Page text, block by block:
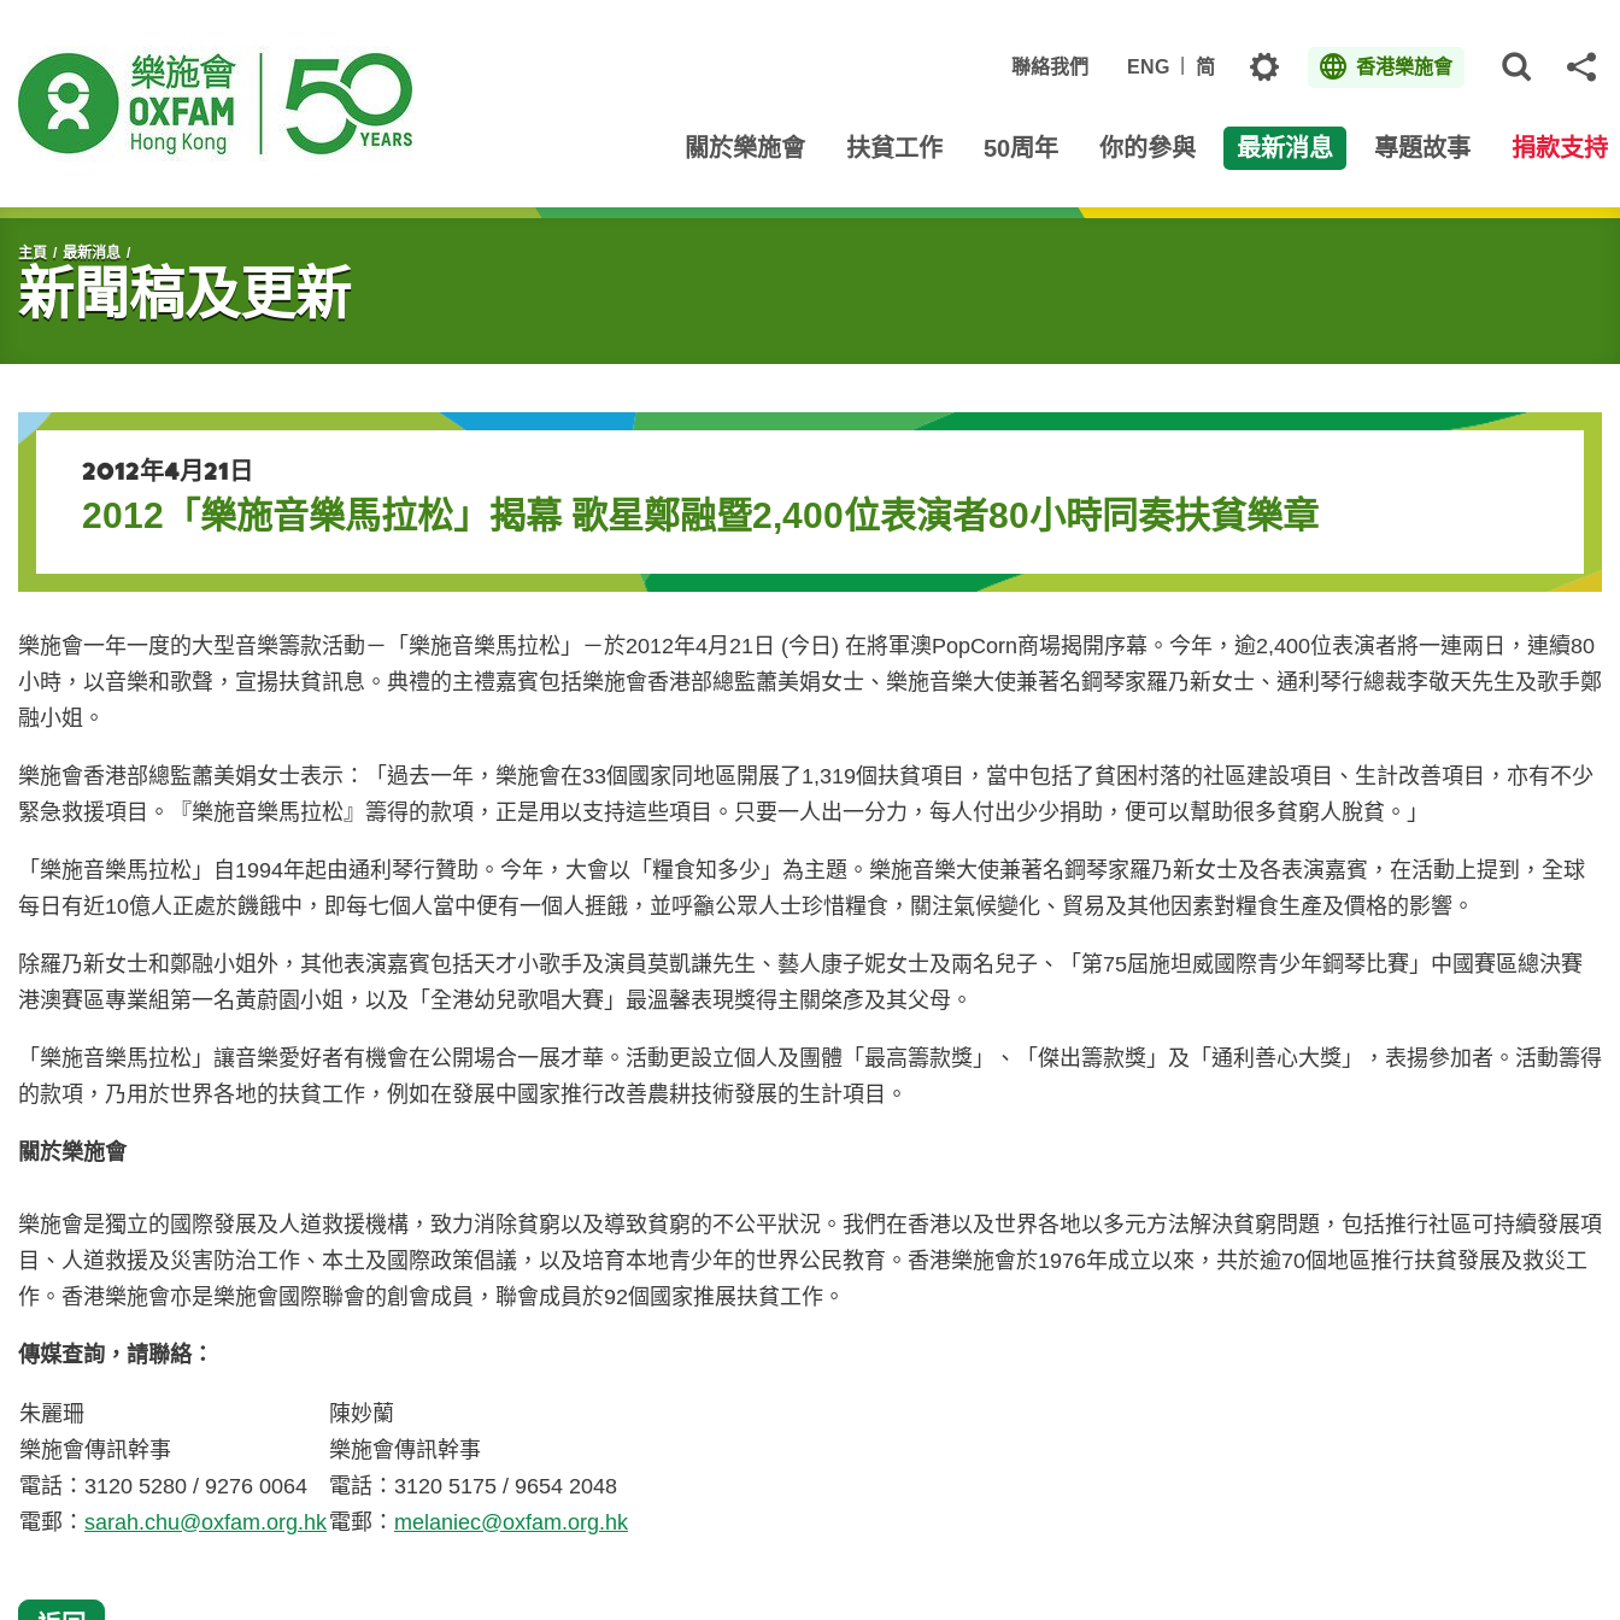
聯絡我們 ENG 简 主題 香港樂施會
關於樂施會 扶貧工作 50周年 你的參與 最新消息 專題故事 捐款支持
開始主要內容
主頁 最新消息
新聞稿及更新
2012年4月21日
2012「樂施音樂馬拉松」揭幕 歌星鄭融暨2,400位表演者80小時同奏扶貧樂章
樂施會一年一度的大型音樂籌款活動－「樂施音樂馬拉松」－於2012年4月21日 (今日) 在將軍澳PopCorn商場揭開序幕。今年，逾2,400位表演者將一連兩日，連續80
小時，以音樂和歌聲，宣揚扶貧訊息。典禮的主禮嘉賓包括樂施會香港部總監蕭美娟女士、樂施音樂大使兼著名鋼琴家羅乃新女士、通利琴行總裁李敬天先生及歌手鄭
融小姐。
樂施會香港部總監蕭美娟女士表示：「過去一年，樂施會在33個國家同地區開展了1,319個扶貧項目，當中包括了貧困村落的社區建設項目、生計改善項目，亦有不少
緊急救援項目。『樂施音樂馬拉松』籌得的款項，正是用以支持這些項目。只要一人出一分力，每人付出少少捐助，便可以幫助很多貧窮人脫貧。」
「樂施音樂馬拉松」自1994年起由通利琴行贊助。今年，大會以「糧食知多少」為主題。樂施音樂大使兼著名鋼琴家羅乃新女士及各表演嘉賓，在活動上提到，全球
每日有近10億人正處於饑餓中，即每七個人當中便有一個人捱餓，並呼籲公眾人士珍惜糧食，關注氣候變化、貿易及其他因素對糧食生產及價格的影響。
除羅乃新女士和鄭融小姐外，其他表演嘉賓包括天才小歌手及演員莫凱謙先生、藝人康子妮女士及兩名兒子、「第75屆施坦威國際青少年鋼琴比賽」中國賽區總決賽
港澳賽區專業組第一名黃蔚園小姐，以及「全港幼兒歌唱大賽」最溫馨表現獎得主關棨彥及其父母。
「樂施音樂馬拉松」讓音樂愛好者有機會在公開場合一展才華。活動更設立個人及團體「最高籌款獎」、「傑出籌款獎」及「通利善心大獎」，表揚參加者。活動籌得
的款項，乃用於世界各地的扶貧工作，例如在發展中國家推行改善農耕技術發展的生計項目。
關於樂施會
樂施會是獨立的國際發展及人道救援機構，致力消除貧窮以及導致貧窮的不公平狀況。我們在香港以及世界各地以多元方法解決貧窮問題，包括推行社區可持續發展項
目、人道救援及災害防治工作、本土及國際政策倡議，以及培育本地青少年的世界公民教育。香港樂施會於1976年成立以來，共於逾70個地區推行扶貧發展及救災工
作。香港樂施會亦是樂施會國際聯會的創會成員，聯會成員於92個國家推展扶貧工作。
傳媒查詢，請聯絡：
朱麗珊
樂施會傳訊幹事
電話：3120 5280 / 9276 0064
電郵： sarah.chu@oxfam.org.hk
陳妙蘭
樂施會傳訊幹事
電話：3120 5175 / 9654 2048
電郵： melaniec@oxfam.org.hk